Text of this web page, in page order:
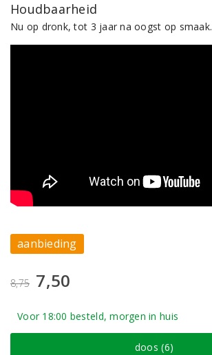
Houdbaarheid
Nu op dronk, tot 3 jaar na oogst op smaak.
aanbieding
8,75 7,50
Voor 18:00 besteld, morgen in huis
doos (6)